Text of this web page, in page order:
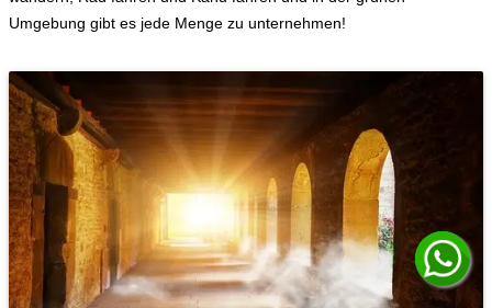
Umgebung gibt es jede Menge zu unternehmen!